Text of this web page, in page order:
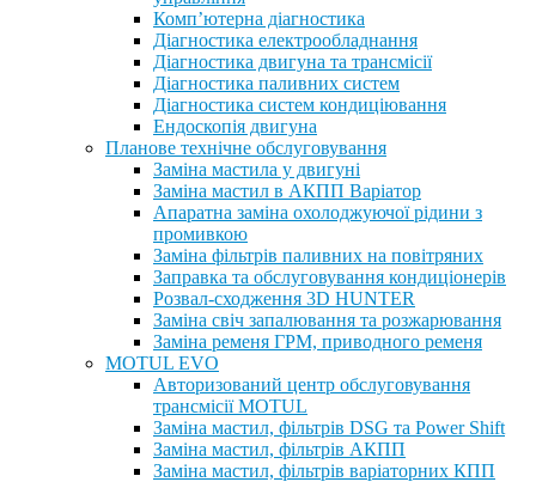
Комп’ютерна діагностика
Діагностика електрообладнання
Діагностика двигуна та трансмісії
Діагностика паливних систем
Діагностика систем кондиціювання
Ендоскопія двигуна
Планове технічне обслуговування
Заміна мастила у двигуні
Заміна мастил в АКПП Варіатор
Апаратна заміна охолоджуючої рідини з
промивкою
Заміна фільтрів паливних на повітряних
Заправка та обслуговування кондиціонерів
Розвал-сходження 3D HUNTER
Заміна свіч запалювання та розжарювання
Заміна ременя ГРМ, приводного ременя
MOTUL EVO
Авторизований центр обслуговування
трансмісії MOTUL
Заміна мастил, фільтрів DSG та Power Shift
Заміна мастил, фільтрів АКПП
Заміна мастил, фільтрів варіаторних КПП